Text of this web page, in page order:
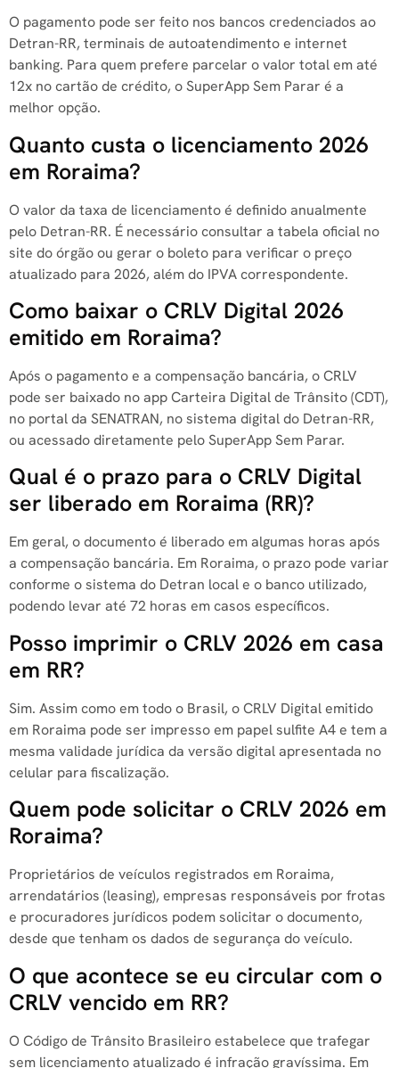
O pagamento pode ser feito nos bancos credenciados ao
Detran-RR, terminais de autoatendimento e internet
banking. Para quem prefere parcelar o valor total em até
12x no cartão de crédito, o SuperApp Sem Parar é a
melhor opção.
Quanto custa o licenciamento 2026
em Roraima?
O valor da taxa de licenciamento é definido anualmente
pelo Detran-RR. É necessário consultar a tabela oficial no
site do órgão ou gerar o boleto para verificar o preço
atualizado para 2026, além do IPVA correspondente.
Como baixar o CRLV Digital 2026
emitido em Roraima?
Após o pagamento e a compensação bancária, o CRLV
pode ser baixado no app Carteira Digital de Trânsito (CDT),
no portal da SENATRAN, no sistema digital do Detran-RR,
ou acessado diretamente pelo SuperApp Sem Parar.
Qual é o prazo para o CRLV Digital
ser liberado em Roraima (RR)?
Em geral, o documento é liberado em algumas horas após
a compensação bancária. Em Roraima, o prazo pode variar
conforme o sistema do Detran local e o banco utilizado,
podendo levar até 72 horas em casos específicos.
Posso imprimir o CRLV 2026 em casa
em RR?
Sim. Assim como em todo o Brasil, o CRLV Digital emitido
em Roraima pode ser impresso em papel sulfite A4 e tem a
mesma validade jurídica da versão digital apresentada no
celular para fiscalização.
Quem pode solicitar o CRLV 2026 em
Roraima?
Proprietários de veículos registrados em Roraima,
arrendatários (leasing), empresas responsáveis por frotas
e procuradores jurídicos podem solicitar o documento,
desde que tenham os dados de segurança do veículo.
O que acontece se eu circular com o
CRLV vencido em RR?
O Código de Trânsito Brasileiro estabelece que trafegar
sem licenciamento atualizado é infração gravíssima. Em